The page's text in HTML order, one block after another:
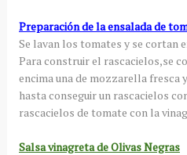
Preparación de la ensalada de
Se lavan los tomates y se cortan
Para construir el rascacielos,se
encima una de mozzarella fresca
hasta conseguir un rascacielos
rascacielos de tomate con la
Salsa vinagreta de Olivas Negras